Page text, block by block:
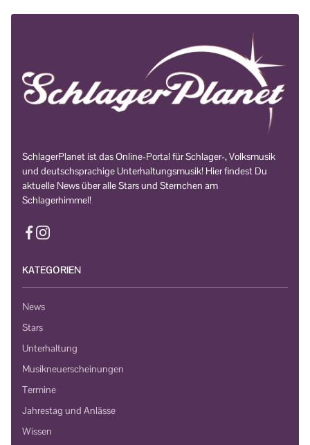
SchlagerPlanet ist das Online-Portal für Schlager-, Volksmusik
und deutschsprachige Unterhaltungsmusik! Hier findest Du
aktuelle News über alle Stars und Sternchen am
Schlagerhimmel!
KATEGORIEN
News
Stars
Unterhaltung
Musikneuerscheinungen
Termine
Jahrestag und Anlässe
Wissen